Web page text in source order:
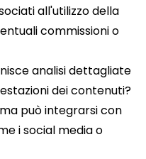
all'utilizzo della
commissioni o
analisi dettagliate
dei contenuti?
può integrarsi con
i social media o